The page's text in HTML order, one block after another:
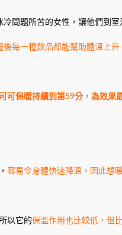
問題所苦的女性，讓他們到
後每一種飲品都能幫助體溫上
可保暖持續到第59分，為效果
容易令身體快速降溫，因此想
以它的保溫作用也比較低，但